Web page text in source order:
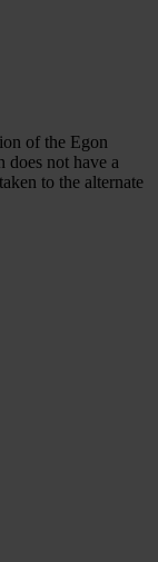
of the Egon
does not have a
to the alternate